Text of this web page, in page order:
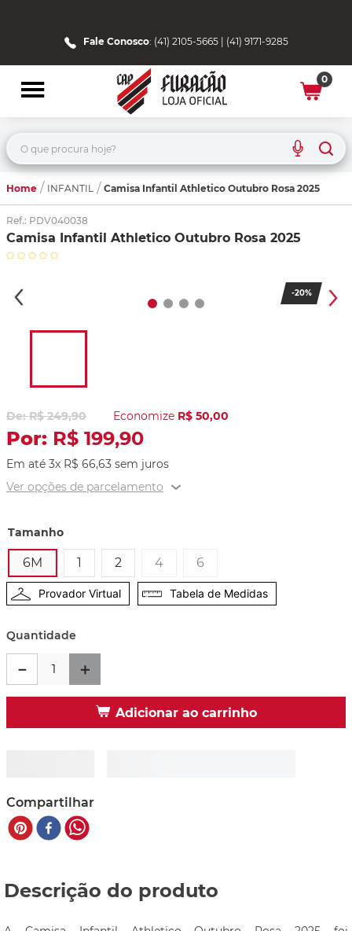
Fale Conosco: (41) 2105-5665 | (41) 9171-9285
0
O que procura hoje?
Home INFANTIL Camisa Infantil Athletico Outubro Rosa 2025
Ref.: PDV040038
Camisa Infantil Athletico Outubro Rosa 2025
-20%
R$ 249,90 Economize R$ 50,00
R$ 199,90
Em até 3x R$ 66,63 sem juros
Ver opções de parcelamento
Tamanho
6M 1 2 4 6
Provador Virtual Tabela de Medidas
Quantidade
＋
－
Adicionar ao carrinho
Compartilhar
Descrição do produto